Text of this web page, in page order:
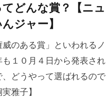
どんな賞？【ニュ
ジャー】
のある賞」といわれるノ
１０月４日から発表され
、どうやって選ばれるので
雅子】